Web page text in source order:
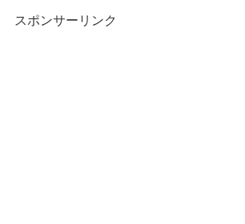
スポンサーリンク